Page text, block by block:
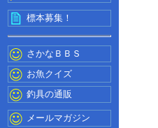
標本募集！
さかなＢＢＳ
お魚クイズ
釣具の通販
メールマガジン